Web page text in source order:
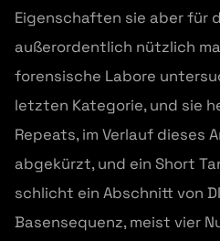
Eigenschaften sie aber für
außerordentlich nützlich
forensische Labore
letzten Kategorie, und sie
Repeats, im Verlauf dieses
abgekürzt, und ein Short
schlicht ein Abschnitt von
Basensequenz, meist vier